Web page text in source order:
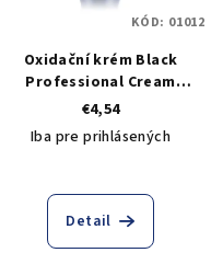
Oxidační krém Black
Professional Cream
Peroxide 20 VOL 6% - 1000
ml
€4,54
Iba pre prihlásených
Detail
KÓD: 01012